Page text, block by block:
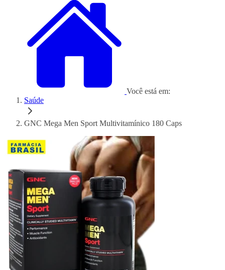
Você está em:
Saúde
GNC Mega Men Sport Multivitamínico 180 Caps